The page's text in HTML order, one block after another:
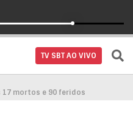
TV SBT AO VIVO
17 mortos e 90 feridos